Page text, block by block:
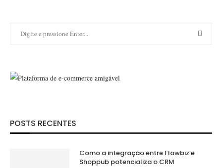
POSTS RECENTES
Como a integração entre Flowbiz e
Shoppub potencializa o CRM